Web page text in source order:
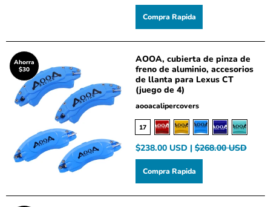
Compra Rapida
Ahorra
$30
AOOA, cubierta de pinza de
freno de aluminio, accesorios
de llanta para Lexus CT
(juego de 4)
aooacalipercovers
17
$238.00 USD | $268.00 USD
Compra Rapida